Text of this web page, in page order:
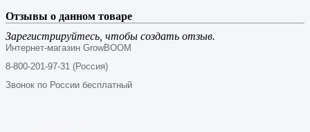
Отзывы о данном товаре
Зарегистрируйтесь, чтобы создать отзыв.
Интернет-магазин GrowBOOM
8-800-201-97-31 (Россия)
Звонок по России бесплатный